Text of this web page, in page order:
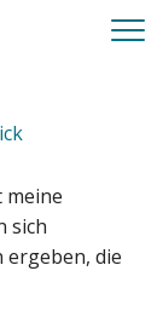
meine
sich
ergeben, die